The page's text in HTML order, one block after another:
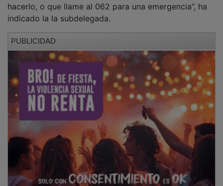
indicado la la subdelegada.